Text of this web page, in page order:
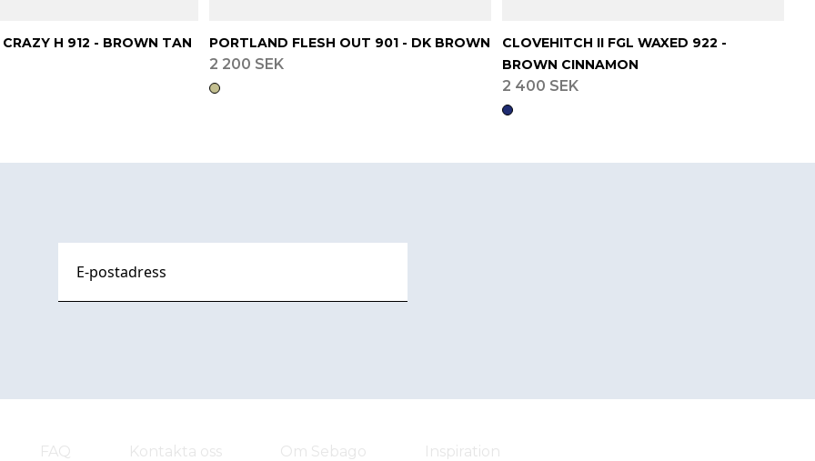
H 912 - BROWN TAN PORTLAND FLESH OUT 901 - DK BROWN
2 200 SEK
CLOVEHITCH II FGL WAXED 922 -
BROWN CINNAMON
2 400 SEK
FAQ Kontakta oss Om Sebago Inspiration